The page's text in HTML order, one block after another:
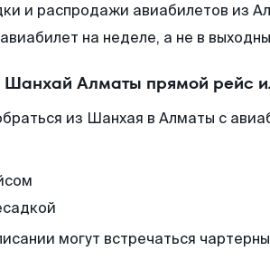
и распродажи авиабилетов из
на неделе, а не в
Шанхай Алматы прямой рейс
из Шанхая в Алматы с
могут встречаться